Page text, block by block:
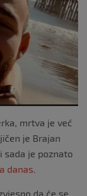
o
k
mrtva je već
je Brajan
sada je poznato
danas.
da će se